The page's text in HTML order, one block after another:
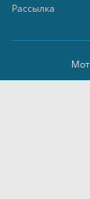
Рассылка